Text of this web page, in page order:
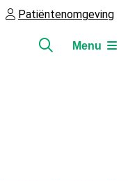
Patiëntenomgeving
Menu